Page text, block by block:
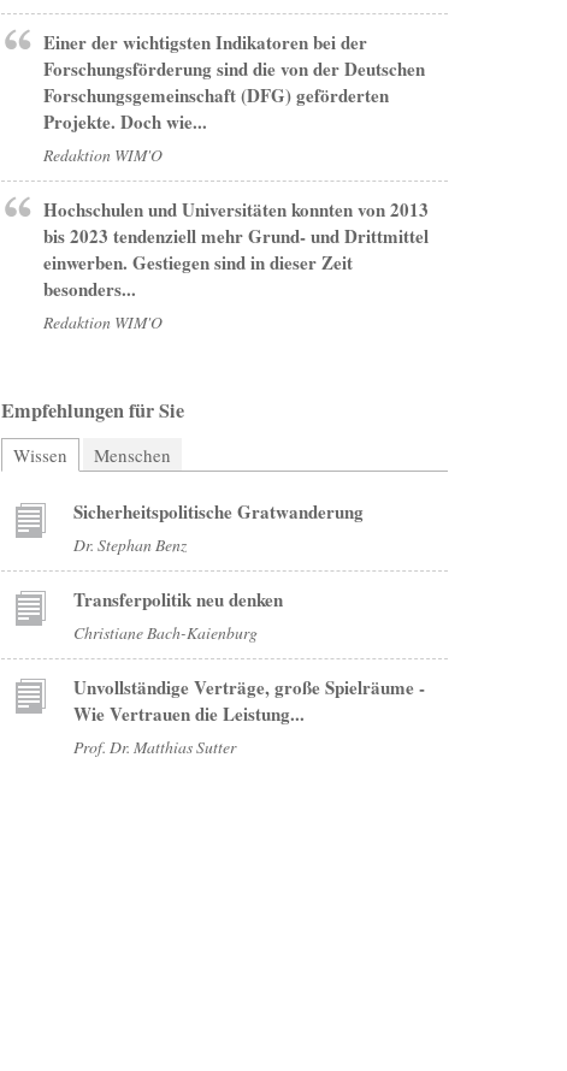
Einer der wichtigsten Indikatoren bei der
Forschungsförderung sind die von der Deutschen
Forschungsgemeinschaft (DFG) geförderten
Projekte. Doch wie...
Redaktion WIM'O
Hochschulen und Universitäten konnten von 2013
bis 2023 tendenziell mehr Grund- und Drittmittel
einwerben. Gestiegen sind in dieser Zeit
besonders...
Redaktion WIM'O
Empfehlungen für Sie
Wissen (aktiver Reiter)
Menschen
Sicherheitspolitische Gratwanderung
Dr. Stephan Benz
Transferpolitik neu denken
Christiane Bach-Kaienburg
Unvollständige Verträge, große Spielräume -
Wie Vertrauen die Leistung...
Prof. Dr. Matthias Sutter